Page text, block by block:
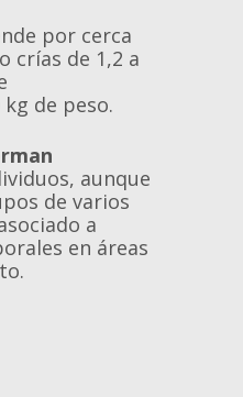
por cerca
crías de 1,2 a
de peso.
aunque
de varios
a
en áreas